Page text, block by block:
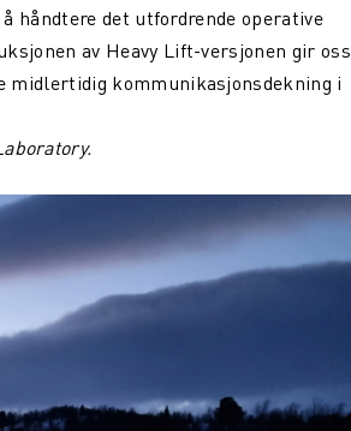
håndtere det utfordrende operative
av Heavy Lift-versjonen gir oss
kommunikasjonsdekning i